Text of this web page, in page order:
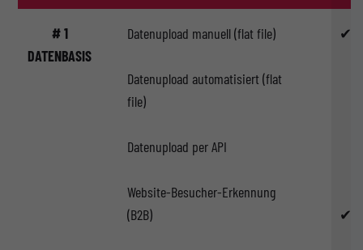
# 1
DATENBASIS
Datenupload manuell (flat file)
Datenupload automatisiert (flat
file)
Datenupload per API
Website-Besucher-Erkennung
(B2B)
✔
✔